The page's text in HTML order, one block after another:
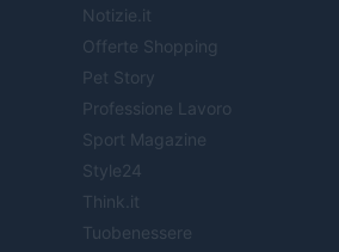
Notizie.it
Offerte Shopping
Pet Story
Professione Lavoro
Sport Magazine
Style24
Think.it
Tuobenessere